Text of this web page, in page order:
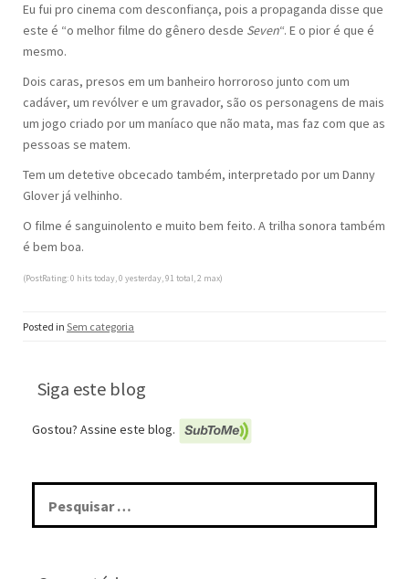
Eu fui pro cinema com desconfiança, pois a propaganda disse que
este é “o melhor filme do gênero desde Seven“. E o pior é que é
mesmo.
Dois caras, presos em um banheiro horroroso junto com um
cadáver, um revólver e um gravador, são os personagens de mais
um jogo criado por um maníaco que não mata, mas faz com que as
pessoas se matem.
Tem um detetive obcecado também, interpretado por um Danny
Glover já velhinho.
O filme é sanguinolento e muito bem feito. A trilha sonora também
é bem boa.
(PostRating: 0 hits today, 0 yesterday, 91 total, 2 max)
Posted in Sem categoria
Siga este blog
Gostou? Assine este blog.
Pesquisar
por: